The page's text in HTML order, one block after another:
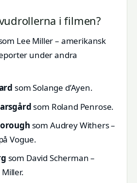
i filmen?
Lee Miller – amerikansk
under andra
som Solange d’Ayen.
som Roland Penrose.
som Audrey Withers –
Vogue.
som David Scherman –